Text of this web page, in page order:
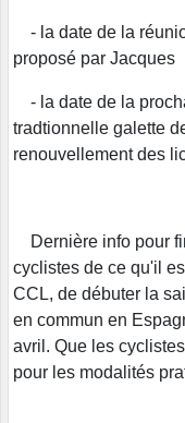
- la date de la
proposé par Jacques
- la date de la
tradtionnelle galette
renouvellement des
Dernière info pour
cyclistes de ce qu'il
CCL, de débuter la
en commun en
avril. Que les
pour les modalités